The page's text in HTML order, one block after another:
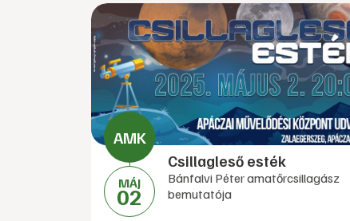
MÁJ
02
Csillagleső esték
Bánfalvi Péter amatőrcsillagász
bemutatója